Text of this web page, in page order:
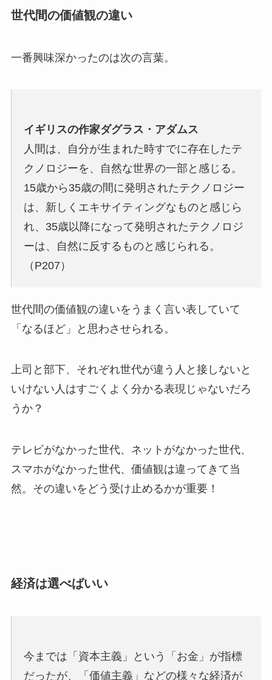
世代間の価値観の違い
一番興味深かったのは次の言葉。
イギリスの作家ダグラス・アダムス
人間は、自分が生まれた時すでに存在したテ
クノロジーを、自然な世界の一部と感じる。
15歳から 35歳の間に発明されたテクノロジー
は、新しくエキサイティングなものと感じら
れ、 35歳以降になって発明されたテクノロジ
ーは、自然に反するものと感じられる。
（P207）
世代間の価値観の違いをうまく言い表していて
「なるほど」と思わさせられる。
上司と部下、それぞれ世代が違う人と接しないと
いけない人はすごくよく分かる表現じゃないだろ
うか？
テレビがなかった世代、ネットがなかった世代、
スマホがなかった世代、価値観は違ってきて当
然。その違いをどう受け止めるかが重要！
経済は選べばいい
今までは「資本主義」という「お金」が指標
だったが、「価値主義」などの様々な経済が